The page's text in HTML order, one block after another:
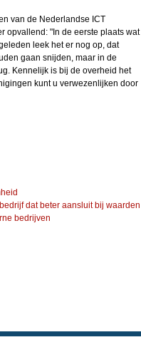
van de Nederlandse ICT
opvallend: "In de eerste plaats wat
leek het er nog op, dat
gaan snijden, maar in de
Kennelijk is bij de overheid het
kunt u verwezenlijken door
dat beter aansluit bij waarden
bedrijven